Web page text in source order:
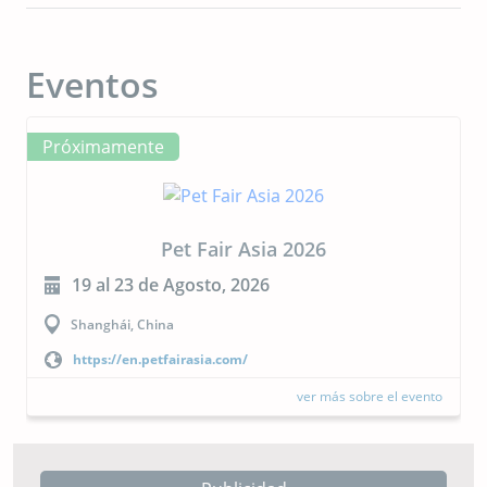
Eventos
Próximamente
Pet Fair Asia 2026
19 al 23 de Agosto, 2026
Shanghái, China
https://en.petfairasia.com/
ver más sobre el evento